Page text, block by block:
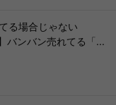
る場合じゃない
バンバン売れてる「...